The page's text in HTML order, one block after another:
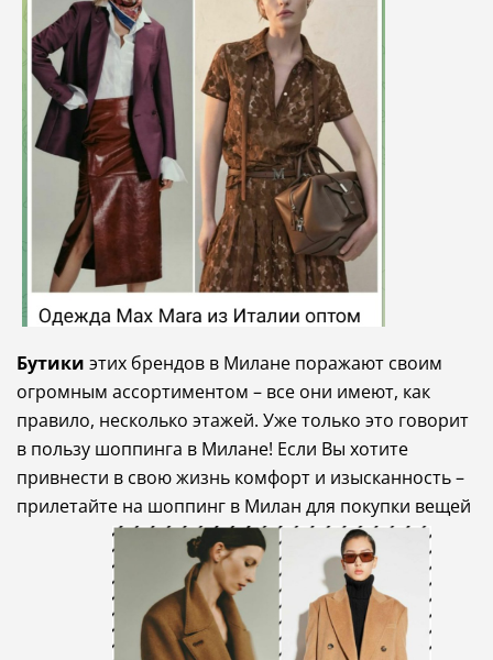
Бутики этих брендов в Милане поражают своим
огромным ассортиментом – все они имеют, как
правило, несколько этажей. Уже только это говорит
в пользу шоппинга в Милане! Если Вы хотите
привнести в свою жизнь комфорт и изысканность –
прилетайте на шоппинг в Милан для покупки вещей